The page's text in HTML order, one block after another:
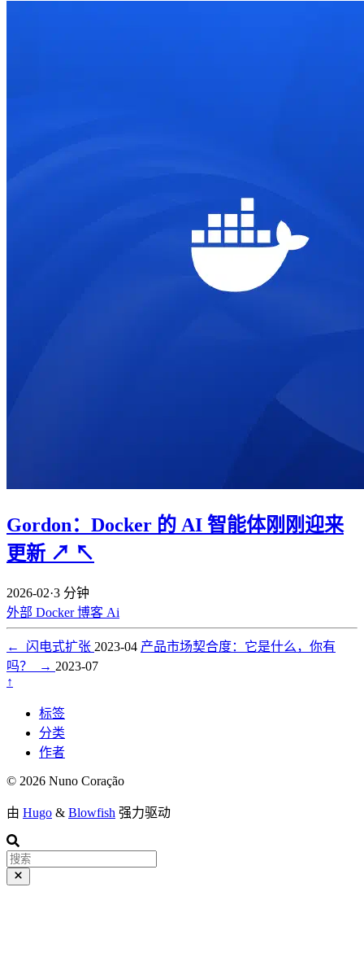
Gordon：Docker 的 AI 智能体刚刚迎来
更新 ↗ ↖
2026-02·3 分钟
外部 Docker博客 Ai
← 闪电式扩张 2023-04 产品市场契合度：它是什么，你有
吗？
→ 2023-07
↑
标签
分类
作者
© 2026 Nuno Coração
由 Hugo & Blowfish 强力驱动